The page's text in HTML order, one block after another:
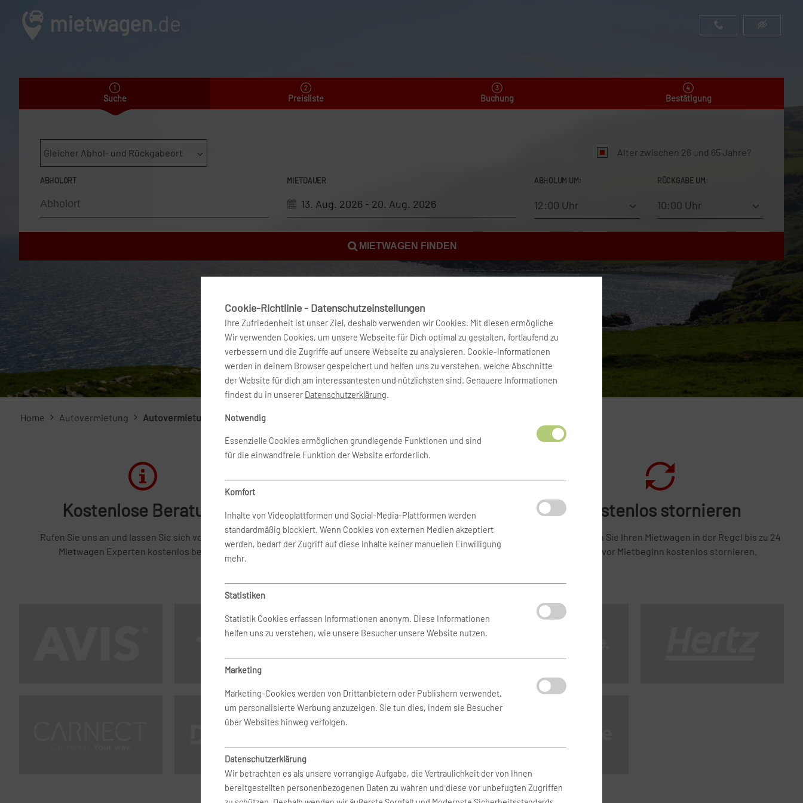
mietwagen.de
Suche Preisliste Buchung Bestätigung
Gleicher Abhol- und Rückgabeort Alter zwischen 26 und 65 Jahre?
ABHOLORT MIETDAUER ABHOLUM UM:
12:00 Uhr
RÜCKGABE UM:
10:00 Uhr
MIETWAGEN FINDEN
Home Autovermietung Autovermietung Irland
Kostenlose Beratung
Rufen Sie uns an und lassen Sie sich von unseren
Mietwagen Experten kostenlos beraten.
Weltweit vertreten
Buchen Sie Ihren Mietwagen überall auf der Welt bei mehr
als 80.000 Standorten.
Kostenlos stornieren
Bei uns können Sie Ihren Mietwagen in der Regel bis zu 24
Stunden vor Mietbeginn kostenlos stornieren.
Cookie-Richtlinie - Datenschutzeinstellungen
Ihre Zufriedenheit ist unser Ziel, deshalb verwenden wir Cookies. Mit diesen ermögliche
Wir verwenden Cookies, um unsere Webseite für Dich optimal zu gestalten, fortlaufend zu
verbessern und die Zugriffe auf unsere Webseite zu analysieren. Cookie-Informationen
werden in deinem Browser gespeichert und helfen uns zu verstehen, welche Abschnitte
der Website für dich am interessantesten und nützlichsten sind. Genauere Informationen
findest du in unserer Datenschutzerklärung.
Notwendig
Essenzielle Cookies ermöglichen grundlegende Funktionen und sind
für die einwandfreie Funktion der Website erforderlich.
Komfort
Inhalte von Videoplattformen und Social-Media-Plattformen werden
standardmäßig blockiert. Wenn Cookies von externen Medien akzeptiert
werden, bedarf der Zugriff auf diese Inhalte keiner manuellen Einwilligung
mehr.
Statistiken
Statistik Cookies erfassen Informationen anonym. Diese Informationen
helfen uns zu verstehen, wie unsere Besucher unsere Website nutzen.
Marketing
Marketing-Cookies werden von Drittanbietern oder Publishern verwendet,
um personalisierte Werbung anzuzeigen. Sie tun dies, indem sie Besucher
über Websites hinweg verfolgen.
Datenschutzerklärung
Wir betrachten es als unsere vorrangige Aufgabe, die Vertraulichkeit der von Ihnen
bereitgestellten personenbezogenen Daten zu wahren und diese vor unbefugten Zugriffen